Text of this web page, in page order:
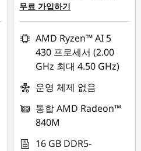
무료 가입하기
AMD Ryzen™ AI 5
430 프로세서 (2.00
GHz 최대 4.50 GHz)
운영 체제 없음
통합 AMD Radeon™
840M
16 GB DDR5-